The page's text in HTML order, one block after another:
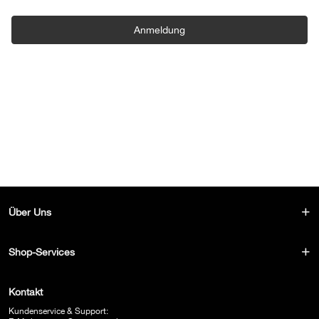
Anmeldung
Über Uns
Shop-Services
Kontakt
Kundenservice & Support: